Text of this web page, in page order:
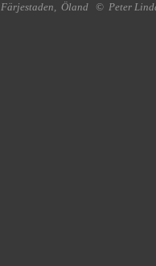
Färjestaden, Öland © Peter